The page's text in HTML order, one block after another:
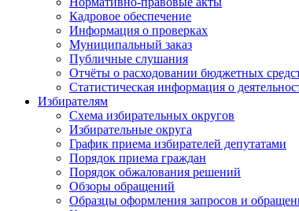
Кадровое обеспечение
Информация о проверках
Муниципальный заказ
Публичные слушания
Отчёты о расходовании бюджетных
Статистическая информация о
Избирателям
Схема избирательных округов
Избирательные округа
График приема избирателей депутатами
Порядок приема граждан
Порядок обжалования решений
Обзоры обращений
Образцы оформления запросов и